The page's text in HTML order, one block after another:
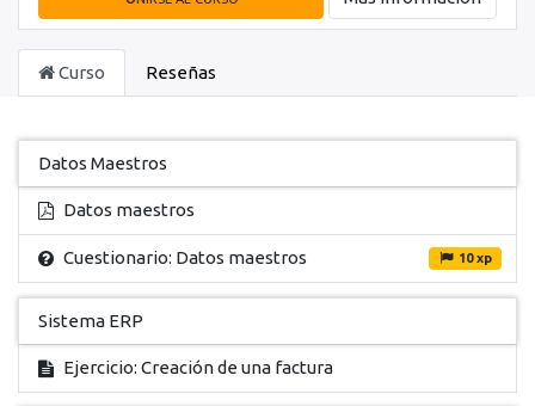
Curso Reseñas
Datos Maestros
Datos maestros
Cuestionario: Datos maestros 10 xp
Sistema ERP
Ejercicio: Creación de una factura